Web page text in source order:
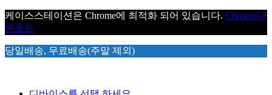
케이스스테이션은 Chrome에 최적화 되어 있습니다. Chrome다
운로드
당일배송, 무료배송(주말 제외)